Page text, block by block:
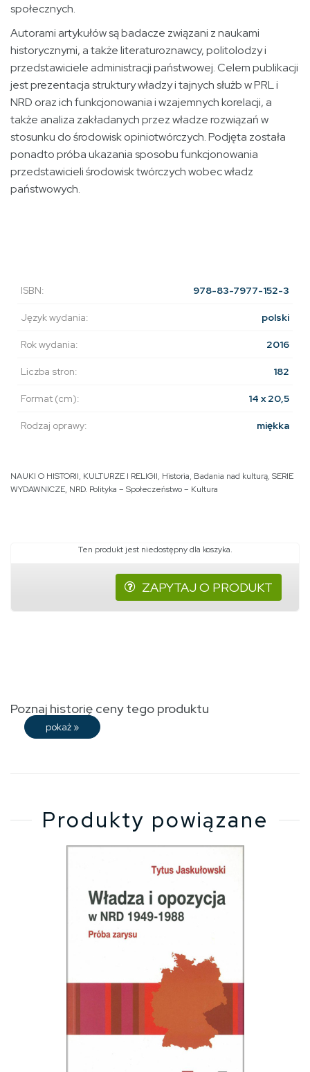
społecznych.
Autorami artykułów są badacze związani z naukami
historycznymi, a także literaturoznawcy, politolodzy i
przedstawiciele administracji państwowej. Celem publikacji
jest prezentacja struktury władzy i tajnych służb w PRL i
NRD oraz ich funkcjonowania i wzajemnych korelacji, a
także analiza zakładanych przez władze rozwiązań w
stosunku do środowisk opiniotwórczych. Podjęta została
ponadto próba ukazania sposobu funkcjonowania
przedstawicieli środowisk twórczych wobec władz
państwowych.
ISBN: 978-83-7977-152-3
Język wydania: polski
Rok wydania: 2016
Liczba stron: 182
Format (cm): 14 x 20,5
Rodzaj oprawy: miękka
NAUKI O HISTORII, KULTURZE I RELIGII, Historia, Badania nad kulturą, SERIE
WYDAWNICZE, NRD. Polityka – Społeczeństwo – Kultura
Ten produkt jest niedostępny dla koszyka.
ZAPYTAJ O PRODUKT
Poznaj historię ceny tego produktu
pokaż »
Produkty powiązane